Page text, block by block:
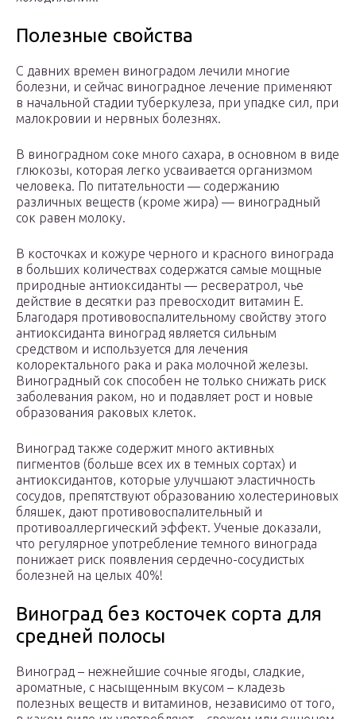
Полезные свойства
С давних времен виноградом лечили многие
болезни, и сейчас виноградное лечение применяют
в начальной стадии туберкулеза, при упадке сил, при
малокровии и нервных болезнях.
В виноградном соке много сахара, в основном в виде
глюкозы, которая легко усваивается организмом
человека. По питательности — содержанию
различных веществ (кроме жира) — виноградный
сок равен молоку.
В косточках и кожуре черного и красного винограда
в больших количествах содержатся самые мощные
природные антиоксиданты — ресвератрол, чье
действие в десятки раз превосходит витамин Е.
Благодаря противовоспалительному свойству этого
антиоксиданта виноград является сильным
средством и используется для лечения
колоректального рака и рака молочной железы.
Виноградный сок способен не только снижать риск
заболевания раком, но и подавляет рост и новые
образования раковых клеток.
Виноград также содержит много активных
пигментов (больше всех их в темных сортах) и
антиоксидантов, которые улучшают эластичность
сосудов, препятствуют образованию холестериновых
бляшек, дают противовоспалительный и
противоаллергический эффект. Ученые доказали,
что регулярное употребление темного винограда
понижает риск появления сердечно-сосудистых
болезней на целых 40%!
Виноград без косточек сорта для
средней полосы
Виноград – нежнейшие сочные ягоды, сладкие,
ароматные, с насыщенным вкусом – кладезь
полезных веществ и витаминов, независимо от того,